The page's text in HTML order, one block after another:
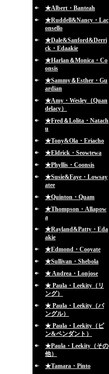
★Albert・Banteah
★Ruddell&Nancy・Lac
onsello
★Dale&Sanford&Derri
ck・Edaakie
★Harlan＆Monica・Co
onsis
★Sammy＆Esther・Gu
ardian
★Amy・Wesley（Quan
delacy）
★Fred＆Lolita・Natach
u
★Tony&Ola・Eriacho
★Eldrick・Seowtewa
★Phyllis・Coonsis
★Susie&Faye・Lowsay
atee
★Quinton・Quam
★Thompson・Allapow
a
★Rayland&Patty・Eda
akie
★Edmond・Cooyate
★Sullivan・Shebola
★ Andrea・Lonjose
★ Paula・Leekity（リ
ング）
★ Paula・Leekity（バ
ングル）
★ Paula・Leekity（ピ
ン&ペンダント）
★Paula・Leekity（その
他）
★Tamara・Pinto